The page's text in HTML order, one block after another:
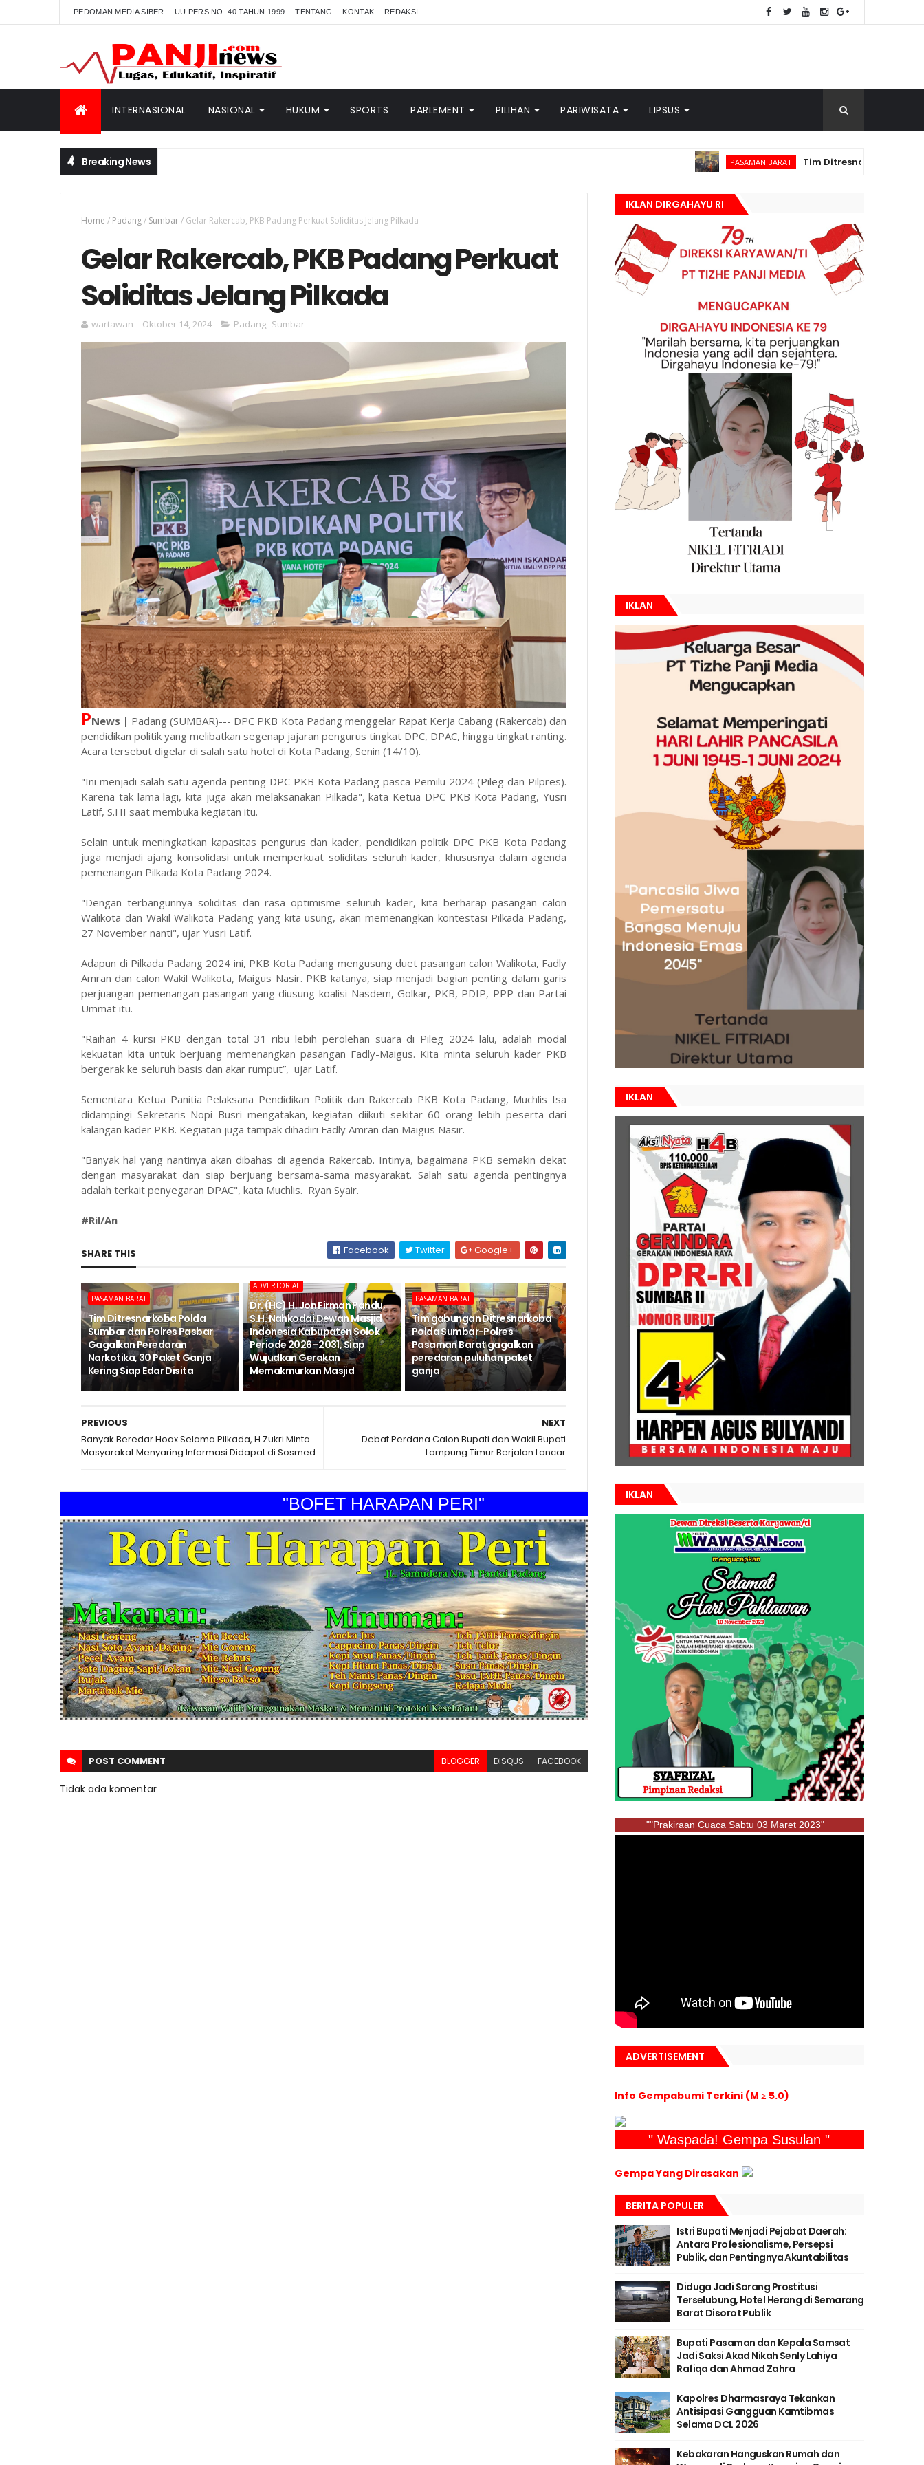
PEDOMAN MEDIA SIBER UU PERS NO. 40 TAHUN 1999 TENTANG KONTAK REDAKSI
INTERNASIONAL NASIONAL HUKUM SPORTS PARLEMENT PILIHAN PARIWISATA LIPSUS
Breaking News PASAMAN BARAT Tim Ditresnarkoba Polda Sumbar
Home / Padang/ Sumbar/ Gelar Rakercab, PKB Padang Perkuat Soliditas Jelang Pilkada
Gelar Rakercab, PKB Padang Perkuat
Soliditas Jelang Pilkada
wartawan Oktober 14, 2024 Padang, Sumbar
PNews | Padang (SUMBAR)--- DPC PKB Kota Padang menggelar Rapat Kerja Cabang (Rakercab) dan
pendidikan politik yang melibatkan segenap jajaran pengurus tingkat DPC, DPAC, hingga tingkat ranting.
Acara tersebut digelar di salah satu hotel di Kota Padang, Senin (14/10).
"Ini menjadi salah satu agenda penting DPC PKB Kota Padang pasca Pemilu 2024 (Pileg dan Pilpres).
Karena tak lama lagi, kita juga akan melaksanakan Pilkada", kata Ketua DPC PKB Kota Padang, Yusri
Latif, S.HI saat membuka kegiatan itu.
Selain untuk meningkatkan kapasitas pengurus dan kader, pendidikan politik DPC PKB Kota Padang
juga menjadi ajang konsolidasi untuk memperkuat soliditas seluruh kader, khususnya dalam agenda
pemenangan Pilkada Kota Padang 2024.
"Dengan terbangunnya soliditas dan rasa optimisme seluruh kader, kita berharap pasangan calon
Walikota dan Wakil Walikota Padang yang kita usung, akan memenangkan kontestasi Pilkada Padang,
27 November nanti", ujar Yusri Latif.
Adapun di Pilkada Padang 2024 ini, PKB Kota Padang mengusung duet pasangan calon Walikota, Fadly
Amran dan calon Wakil Walikota, Maigus Nasir. PKB katanya, siap menjadi bagian penting dalam garis
perjuangan pemenangan pasangan yang diusung koalisi Nasdem, Golkar, PKB, PDIP, PPP dan Partai
Ummat itu.
"Raihan 4 kursi PKB dengan total 31 ribu lebih perolehan suara di Pileg 2024 lalu, adalah modal
kekuatan kita untuk berjuang memenangkan pasangan Fadly-Maigus. Kita minta seluruh kader PKB
bergerak ke seluruh basis dan akar rumput”, ujar Latif.
Sementara Ketua Panitia Pelaksana Pendidikan Politik dan Rakercab PKB Kota Padang, Muchlis Isa
didampingi Sekretaris Nopi Busri mengatakan, kegiatan diikuti sekitar 60 orang lebih peserta dari
kalangan kader PKB. Kegiatan juga tampak dihadiri Fadly Amran dan Maigus Nasir.
"Banyak hal yang nantinya akan dibahas di agenda Rakercab. Intinya, bagaimana PKB semakin dekat
dengan masyarakat dan siap berjuang bersama-sama masyarakat. Salah satu agenda pentingnya
adalah terkait penyegaran DPAC", kata Muchlis. Ryan Syair.
#Ril/An
SHARE THIS Facebook Twitter Google+
PASAMAN BARAT
Tim Ditresnarkoba Polda
Sumbar dan Polres Pasbar
Gagalkan Peredaran
Narkotika, 30 Paket Ganja
Kering Siap Edar Disita
ADVERTORIAL
Dr. (HC) H. Jon Firman Pandu,
S.H. Nahkodai Dewan Masjid
Indonesia Kabupaten Solok
Periode 2026–2031, Siap
Wujudkan Gerakan
Memakmurkan Masjid
PASAMAN BARAT
Tim gabungan Ditresnarkoba
Polda Sumbar-Polres
Pasaman Barat gagalkan
peredaran puluhan paket
ganja
NEXT
Debat Perdana Calon Bupati dan Wakil Bupati
Lampung Timur Berjalan Lancar
PREVIOUS
Banyak Beredar Hoax Selama Pilkada, H Zukri Minta
Masyarakat Menyaring Informasi Didapat di Sosmed
"BOFET HARAPAN PERI"
POST COMMENT BLOGGER DISQUS FACEBOOK
Tidak ada komentar
IKLAN DIRGAHAYU RI
IKLAN
IKLAN
IKLAN
""Prakiraan Cuaca Sabtu 03 Maret 2023"
ADVERTISEMENT
Info Gempabumi Terkini (M ≥ 5.0)
" Waspada! Gempa Susulan "
Gempa Yang Dirasakan
BERITA POPULER
Istri Bupati Menjadi Pejabat Daerah:
Antara Profesionalisme, Persepsi
Publik, dan Pentingnya Akuntabilitas
Diduga Jadi Sarang Prostitusi
Terselubung, Hotel Herang di Semarang
Barat Disorot Publik
Bupati Pasaman dan Kepala Samsat
Jadi Saksi Akad Nikah Senly Lahiya
Rafiqa dan Ahmad Zahra
Kapolres Dharmasraya Tekankan
Antisipasi Gangguan Kamtibmas
Selama DCL 2026
Kebakaran Hanguskan Rumah dan